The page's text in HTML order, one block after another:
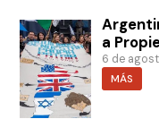
a
6 de
MÁS